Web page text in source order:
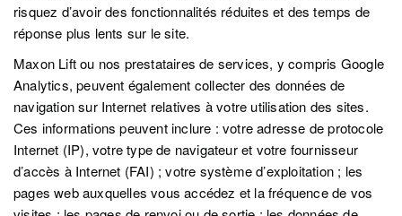
risquez d’avoir des fonctionnalités réduites et des temps de
réponse plus lents sur le site.
Maxon Lift ou nos prestataires de services, y compris Google
Analytics, peuvent également collecter des données de
navigation sur Internet relatives à votre utilisation des sites.
Ces informations peuvent inclure : votre adresse de protocole
Internet (IP), votre type de navigateur et votre fournisseur
d’accès à Internet (FAI) ; votre système d’exploitation ; les
pages web auxquelles vous accédez et la fréquence de vos